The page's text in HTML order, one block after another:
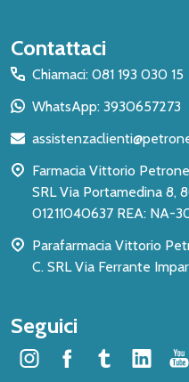
Inizio
del
piè
pagina
Contattaci
Chiamaci: 081 193 030 15
WhatsApp: 3930657273
Farmacia Vittorio
SRL Via Portamedina 8, 80134 - Napoli NA P.IVA:
01211040637 REA: NA-
Parafarmacia Vittorio
C. SRL Via Ferrante
Seguici